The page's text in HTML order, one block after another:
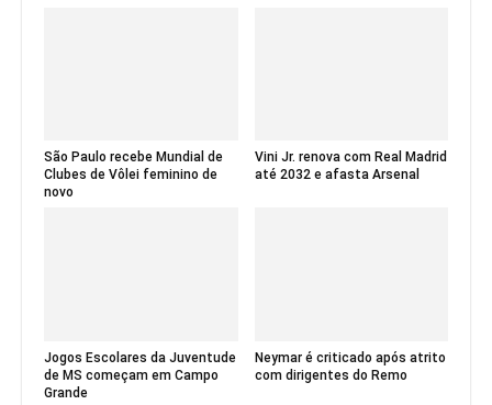
São Paulo recebe Mundial de
Clubes de Vôlei feminino de
novo
Vini Jr. renova com Real Madrid
até 2032 e afasta Arsenal
Jogos Escolares da Juventude
de MS começam em Campo
Grande
Neymar é criticado após atrito
com dirigentes do Remo